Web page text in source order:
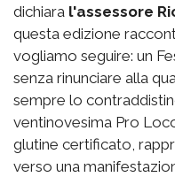
dichiara l'assessore
questa edizione
vogliamo seguire: un
senza rinunciare alla
sempre lo
ventinovesima Pro
glutine certificato,
verso una